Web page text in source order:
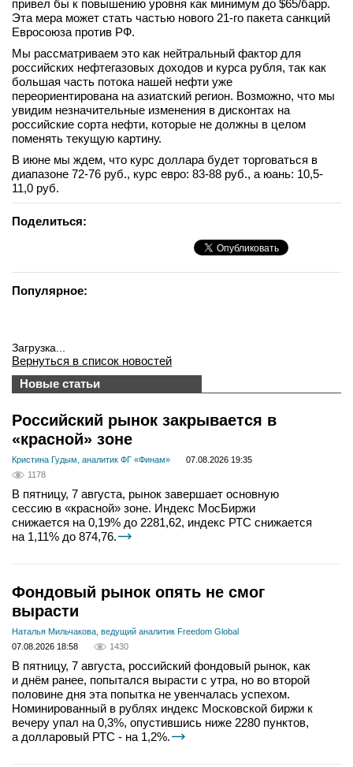
привел бы к повышению уровня как минимум до $65/барр.
Эта мера может стать частью нового 21-го пакета санкций
Евросоюза против РФ.
Мы рассматриваем это как нейтральный фактор для
российских нефтегазовых доходов и курса рубля, так как
большая часть потока нашей нефти уже
переориентирована на азиатский регион. Возможно, что мы
увидим незначительные изменения в дисконтах на
российские сорта нефти, которые не должны в целом
поменять текущую картину.
В июне мы ждем, что курс доллара будет торговаться в
диапазоне 72-76 руб., курс евро: 83-88 руб., а юань: 10,5-
11,0 руб.
Поделиться:
Популярное:
Загрузка...
Вернуться в список новостей
Новые статьи
Российский рынок закрывается в
«красной» зоне
Кристина Гудым, аналитик ФГ «Финам»
07.08.2026 19:35
1178
В пятницу, 7 августа, рынок завершает основную
сессию в «красной» зоне. Индекс МосБиржи
снижается на 0,19% до 2281,62, индекс РТС снижается
на 1,11% до 874,76.
Фондовый рынок опять не смог
вырасти
Наталья Мильчакова, ведущий аналитик Freedom Global
07.08.2026 18:58
1430
В пятницу, 7 августа, российский фондовый рынок, как
и днём ранее, попытался вырасти с утра, но во второй
половине дня эта попытка не увенчалась успехом.
Номинированный в рублях индекс Московской биржи к
вечеру упал на 0,3%, опустившись ниже 2280 пунктов,
а долларовый РТС - на 1,2%.